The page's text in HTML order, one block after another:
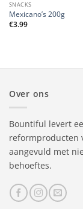
SNACKS
Mexicano’s 200g
€3.99
Over ons
Bountiful levert
reformproducten
aangevuld met
behoeftes.